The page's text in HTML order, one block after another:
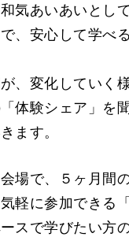
気あいあいとし
、安心して学べ
、変化していく
体験シェア」を
ます。
場で、５ヶ月間
軽に参加できる
スで学びたい方